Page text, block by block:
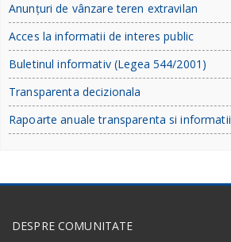
Anunțuri de vânzare teren extravilan
Acces la informatii de interes public
Buletinul informativ (Legea 544/2001)
Transparenta decizionala
Rapoarte anuale transparenta si
DESPRE COMUNITATE